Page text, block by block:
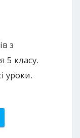
з
5 класу.
уроки.